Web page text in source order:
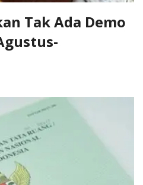
Tak Ada Demo